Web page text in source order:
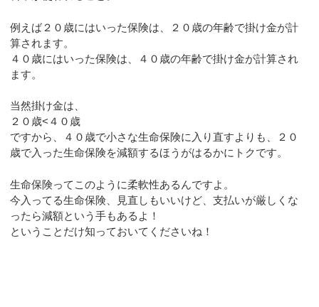
例えば２０歳にはいった保険は、２０歳の年齢で掛け金が計
算されます。
４０歳にはいった保険は、４０歳の年齢で掛け金が計算され
ます。
当然掛け金は、
２０歳<４０歳
ですから、４０歳で小さな生命保険に入り直すよりも、２０
歳で入った生命保険を減額するほうがはるかにトクです。
生命保険ってこのように柔軟性あるんですよ。
今入ってる生命保険、見直しもいいけど、支払いが厳しくな
ったら減額という手もあるよ！
ということだけ知っておいてくださいね！